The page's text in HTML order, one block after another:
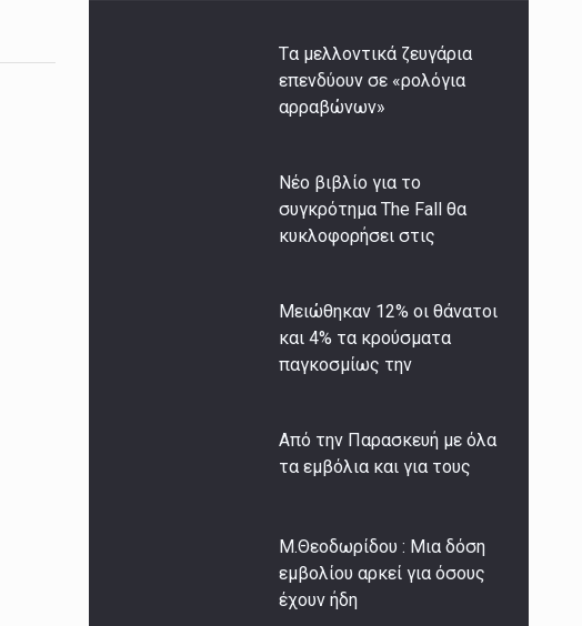
Tα μελλοντικά ζευγάρια
επενδύουν σε «ρολόγια
αρραβώνων»
Νέο βιβλίο για το
συγκρότημα The Fall θα
κυκλοφορήσει στις
Μειώθηκαν 12% οι θάνατοι
και 4% τα κρούσματα
παγκοσμίως την
Από την Παρασκευή με όλα
τα εμβόλια και για τους
Μ.Θεοδωρίδου : Μια δόση
εμβολίου αρκεί για όσους
έχουν ήδη